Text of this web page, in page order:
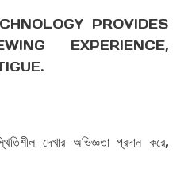
PROVIDES
EXPERIENCE,
দেখার অভিজ্ঞতা প্রদান করে,